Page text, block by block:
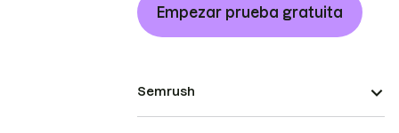
Empezar prueba gratuita
Semrush